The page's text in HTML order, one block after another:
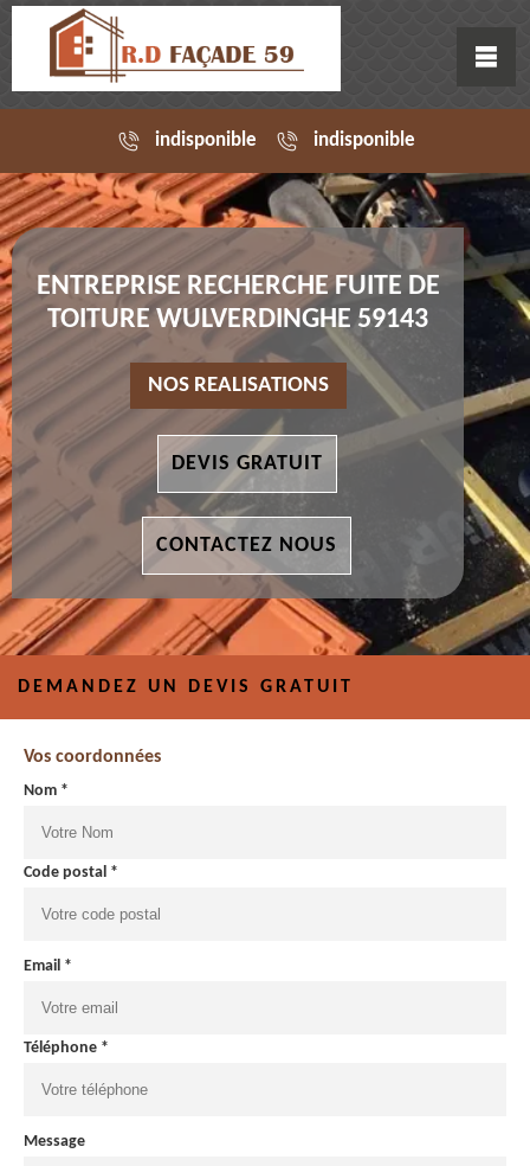
indisponible indisponible
ENTREPRISE RECHERCHE FUITE DE
TOITURE WULVERDINGHE 59143
NOS REALISATIONS
DEVIS GRATUIT
CONTACTEZ NOUS
DEMANDEZ UN DEVIS GRATUIT
Vos coordonnées
Nom *
Code postal *
Email *
Téléphone *
Message